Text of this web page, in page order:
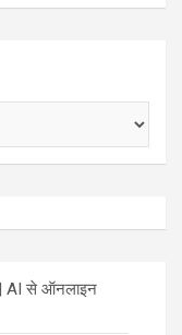
AI से ऑनलाइन